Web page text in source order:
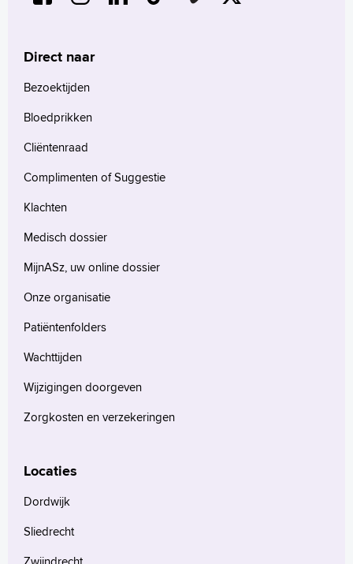
Direct naar
Bezoektijden
Bloedprikken
Cliëntenraad
Complimenten of Suggestie
Klachten
Medisch dossier
MijnASz, uw online dossier
Onze organisatie
Patiëntenfolders
Wachttijden
Wijzigingen doorgeven
Zorgkosten en verzekeringen
Locaties
Dordwijk
Sliedrecht